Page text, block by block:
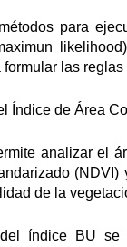
para
las
Índice de Área
analizar el
de la
índice BU